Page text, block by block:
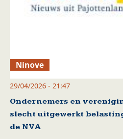
Ninove
29/04/2026 - 21:47
Ondernemers en
slecht uitgewerkt
de NVA